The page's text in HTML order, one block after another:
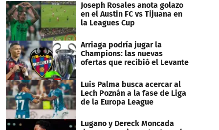
Joseph Rosales anota golazo
en el Austin FC vs Tijuana en
la Leagues Cup
Arriaga podría jugar la
Champions: las nuevas
ofertas que recibió el Levante
Luis Palma busca acercar al
Lech Poznán a la fase de Liga
de la Europa League
Lugano y Dereck Moncada